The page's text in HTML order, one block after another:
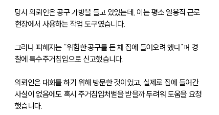
당시 의뢰인은 공구 가방을 들고 있었는데, 이는 평소 일용직 근로
현장에서 사용하는 작업 도구였습니다.
그러나 피해자는 “위험한 공구를 든 채 집에 들어오려 했다”며 경
찰에 특수주거침입으로 신고했습니다.
의뢰인은 대화를 하기 위해 방문한 것이었고, 실제로 집에 들어간
사실이 없음에도 혹시 주거침입처벌을 받을까 두려워 도움을 요청
했습니다.